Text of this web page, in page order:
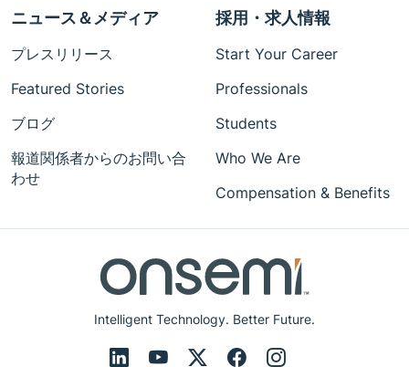
Intelligent Technology. Better Future.
ニュース＆メディア
プレスリリース
Featured Stories
ブログ
報道関係者からのお問い合
わせ
採用・求人情報
Start Your Career
Professionals
Students
Who We Are
Compensation & Benefits